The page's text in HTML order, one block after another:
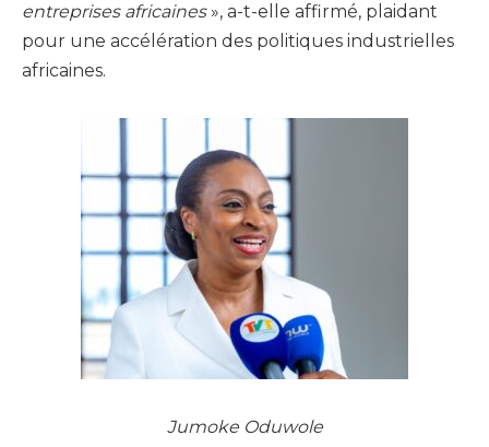
entreprises africaines», a-t-elle affirmé, plaidant
pour une accélération des politiques industrielles
africaines.
Jumoke Oduwole